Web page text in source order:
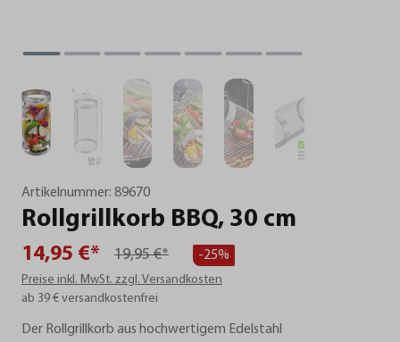
Artikelnummer: 89670
Rollgrillkorb BBQ, 30 cm
14,95 €* 19,95 €* -25%
Preise inkl. MwSt. zzgl. Versandkosten
ab 39 € versandkostenfrei
Der Rollgrillkorb aus hochwertigem Edelstahl